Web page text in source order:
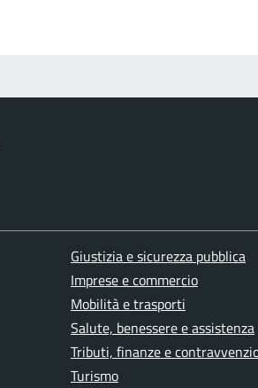
Giustizia e sicurezza pubblica
Imprese e commercio
Mobilità e trasporti
Salute, benessere e assistenza
Tributi, finanze e
Turismo